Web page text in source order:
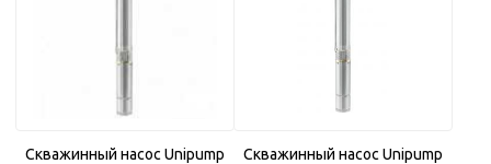
Скважинный насос Unipump
Скважинный насос Unipump